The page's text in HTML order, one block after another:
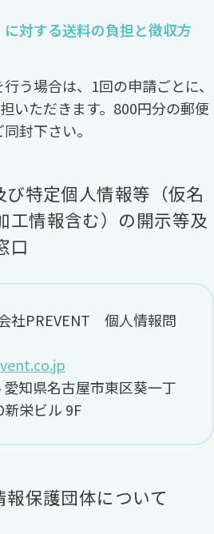
に対する送料の負担と徴収方
う場合は、1回の申請ごとに、
いただきます。800円分の郵便
封下さい。
特定個人情報等（仮名
工情報含む）の開示等及
口
社PREVENT 個人情報問
知県名古屋市東区葵一丁
栄ビル 9F
保護団体について